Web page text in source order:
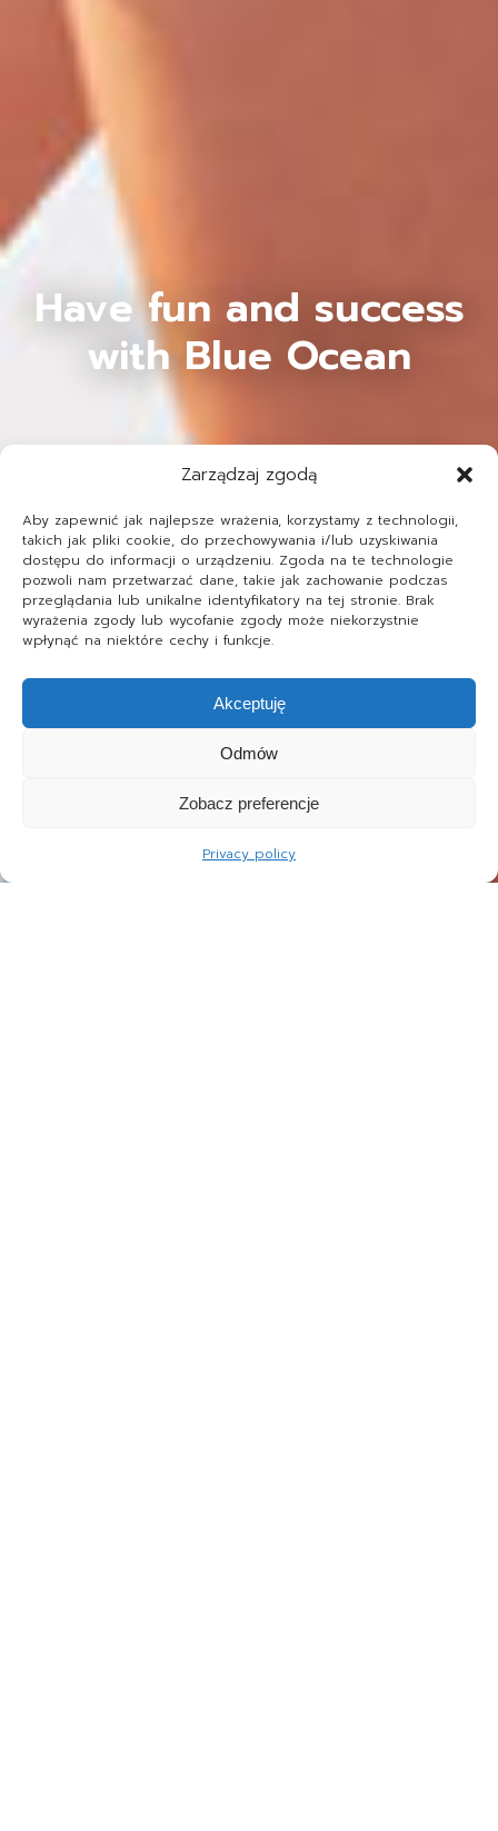
Zarządzaj zgodą
Aby zapewnić jak najlepsze wrażenia, korzystamy z technologii,
takich jak pliki cookie, do przechowywania i/lub uzyskiwania
dostępu do informacji o urządzeniu. Zgoda na te technologie
pozwoli nam przetwarzać dane, takie jak zachowanie podczas
przeglądania lub unikalne identyfikatory na tej stronie. Brak
wyrażenia zgody lub wycofanie zgody może niekorzystnie
wpłynąć na niektóre cechy i funkcje.
Akceptuję
Odmów
Zobacz preferencje
Privacy policy
Have fun and success
with Blue Ocean